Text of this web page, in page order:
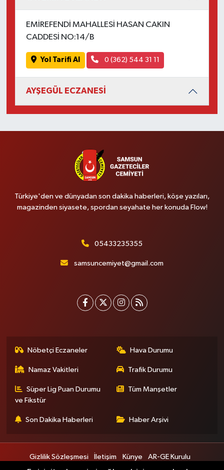
EMİREFENDİ MAHALLESİ HASAN CAKIN
CADDESİ NO:14/B
Yol Tarifi Al 0 (362) 544 31 11
AYŞEGÜL ECZANESİ
Türkiye'den ve dünyadan son dakika haberleri, köşe yazıları,
magazinden siyasete, spordan seyahate her konuda Flow!
05433235355
samsuncemiyet@gmail.com
Nöbetçi Eczaneler Hava Durumu
Namaz Vakitleri Trafik Durumu
Süper Lig Puan Durumu
ve Fikstür
Tüm Manşetler
Son Dakika Haberleri Haber Arşivi
Gizlilik Sözleşmesi İletişim Künye
AR-GE Kurulu
Bilim ve Teknoloji Kurulu
Engelsiz Kurulu Gençlik Kurulu